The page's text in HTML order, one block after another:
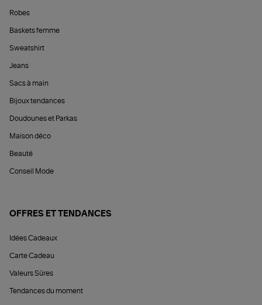
Robes
Baskets femme
Sweatshirt
Jeans
Sacs à main
Bijoux tendances
Doudounes et Parkas
Maison déco
Beauté
Conseil Mode
OFFRES ET TENDANCES
Idées Cadeaux
Carte Cadeau
Valeurs Sûres
Tendances du moment